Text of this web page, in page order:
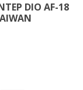
DΙΟ ΑF-18